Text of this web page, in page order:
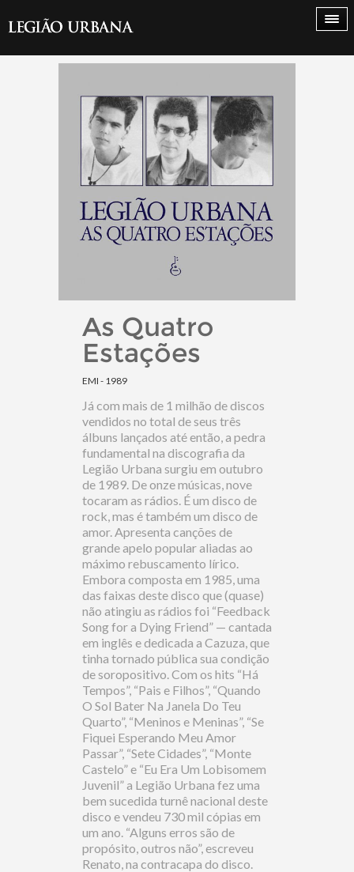
As Quatro
Estações
EMI - 1989
Já com mais de 1 milhão de discos
vendidos no total de seus três
álbuns lançados até então, a pedra
fundamental na discografia da
Legião Urbana surgiu em outubro
de 1989. De onze músicas, nove
tocaram as rádios. É um disco de
rock, mas é também um disco de
amor. Apresenta canções de
grande apelo popular aliadas ao
máximo rebuscamento lírico.
Embora composta em 1985, uma
das faixas deste disco que (quase)
não atingiu as rádios foi “Feedback
Song for a Dying Friend” — cantada
em inglês e dedicada a Cazuza, que
tinha tornado pública sua condição
de soropositivo. Com os hits “Há
Tempos”, “Pais e Filhos”, “Quando
O Sol Bater Na Janela Do Teu
Quarto”, “Meninos e Meninas”, “Se
Fiquei Esperando Meu Amor
Passar”, “Sete Cidades”, “Monte
Castelo” e “Eu Era Um Lobisomem
Juvenil” a Legião Urbana fez uma
bem sucedida turnê nacional deste
disco e vendeu 730 mil cópias em
um ano. “Alguns erros são de
propósito, outros não”, escreveu
Renato, na contracapa do disco.